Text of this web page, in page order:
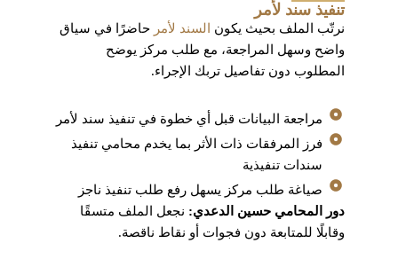
تنفيذ سند لأمر
نرتّب الملف بحيث يكون السند لأمر حاضرًا في سياق
واضح وسهل المراجعة، مع طلب مركز يوضح
المطلوب دون تفاصيل تربك الإجراء.
مراجعة البيانات قبل أي خطوة في تنفيذ سند لأمر
فرز المرفقات ذات الأثر بما يخدم محامي تنفيذ
سندات تنفيذية
صياغة طلب مركز يسهل رفع طلب تنفيذ ناجز
دور المحامي حسين الدعدي: نجعل الملف متسقًا
وقابلًا للمتابعة دون فجوات أو نقاط ناقصة.